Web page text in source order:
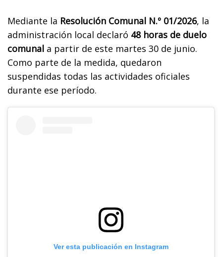
Mediante la Resolución Comunal N.º 01/2026, la
administración local declaró 48 horas de duelo
comunal a partir de este martes 30 de junio.
Como parte de la medida, quedaron
suspendidas todas las actividades oficiales
durante ese período.
Ver esta publicación en Instagram